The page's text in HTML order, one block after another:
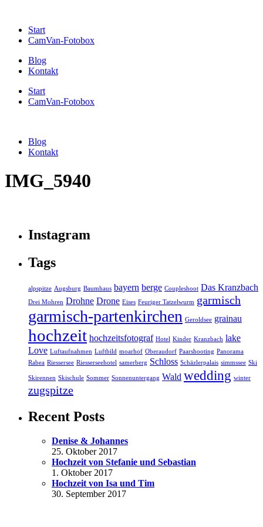
Start
CamVan-Fotobox
Blog
Kontakt
Start
CamVan-Fotobox
Blog
Kontakt
IMG_5940
Instagram
Tags
alpspitze Augsburg Baumhaus bayern berge Coupleshoot Das Kranzbach
Drei Mohren Drohne Drone Eises Feuriger Tatzelwurm garmisch
garmisch-partenkirchen Geroldsee grainau
hochzeit hochzeitsfotograf Hotel Kinder Kranzbach lake
Love Luftaufnahmen Luftbild moarhof Oberaudorf Paarshooting Panorama
Rabea Riessersee Riesserseehotel samerberg Schloss Schäzlerpalais simmssee Ski
Skirennen Skischule Sommer Sonnenuntergang Wald wedding winter
zugspitze
Recent Posts
Denise & Johannes
25. Oktober 2017
Hochzeit von Stefanie und Sebastian
1. Oktober 2017
Hochzeit von Isa und Tim
30. September 2017